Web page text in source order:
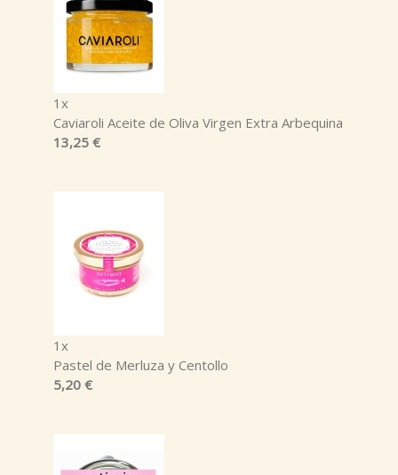
1x
Caviaroli Aceite de Oliva Virgen Extra Arbequina
13,25 €
1x
Pastel de Merluza y Centollo
5,20 €